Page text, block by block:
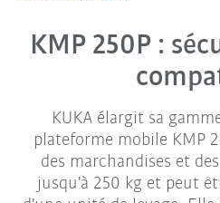
KMP 250P :
KUKA élargit sa
plateforme mobile KMP
des marchandises et
jusqu'à 250 kg et peut